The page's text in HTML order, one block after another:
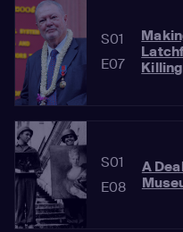
S01
E07
S01
E08
A